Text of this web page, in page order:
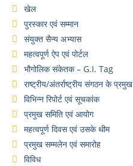
खेल
पुरस्कार एवं सम्मान
संयुक्त सैन्य अभ्यास
महत्वपूर्ण ऐप एवं पोर्टल
भौगोलिक संकेतक – G.I. Tag
राष्ट्रीय/अंतर्राष्ट्रीय संगठन के प्रमुख
विभिन्न रिपोर्ट एवं सूचकांक
प्रमुख समिति एवं आयोग
महत्वपूर्ण दिवस एवं उसके थीम
प्रमुख सम्मलेन एवं समारोह
विविध